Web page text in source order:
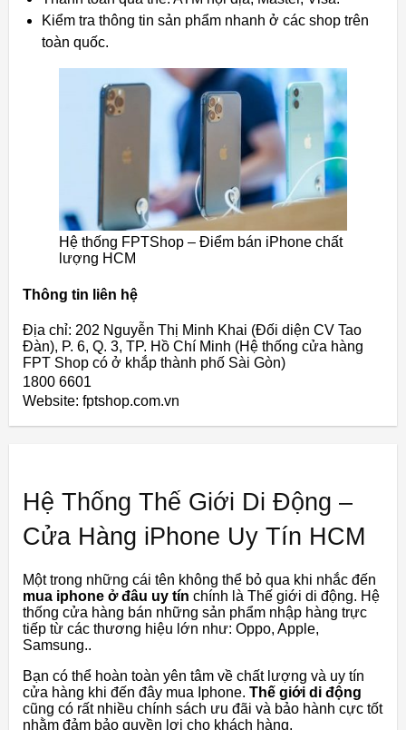
Kiểm tra thông tin sản phẩm nhanh ở các shop trên
toàn quốc.
Hệ thống FPTShop – Điểm bán iPhone chất
lượng HCM
Thông tin liên hệ
Địa chỉ: 202 Nguyễn Thị Minh Khai (Đối diện CV Tao
Đàn), P. 6, Q. 3, TP. Hồ Chí Minh (Hệ thống cửa hàng
FPT Shop có ở khắp thành phố Sài Gòn)
1800 6601
Website: fptshop.com.vn
Hệ Thống Thế Giới Di Động –
Cửa Hàng iPhone Uy Tín HCM
Một trong những cái tên không thể bỏ qua khi nhắc đến
mua iphone ở đâu uy tín chính là Thế giới di động. Hệ
thống cửa hàng bán những sản phẩm nhập hàng trực
tiếp từ các thương hiệu lớn như: Oppo, Apple,
Samsung..
Bạn có thể hoàn toàn yên tâm về chất lượng và uy tín
cửa hàng khi đến đây mua Iphone. Thế giới di động
cũng có rất nhiều chính sách ưu đãi và bảo hành cực tốt
nhằm đảm bảo quyền lợi cho khách hàng.